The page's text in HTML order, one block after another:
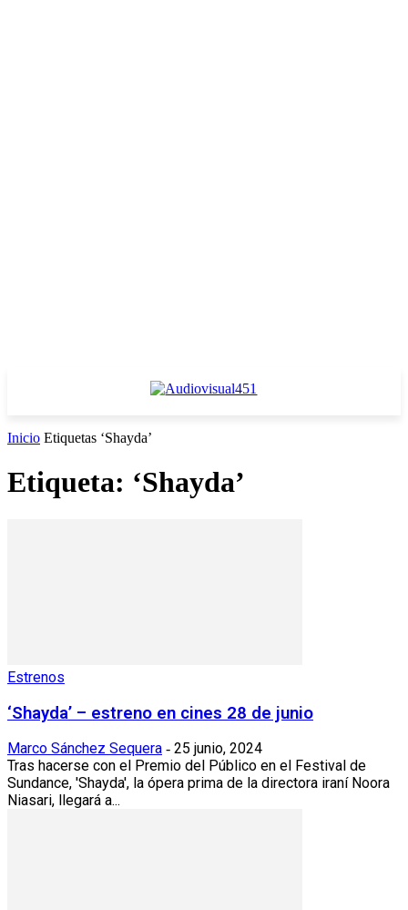
Inicio Etiquetas ‘Shayda’
Etiqueta: ‘Shayda’
Estrenos
‘Shayda’ – estreno en cines 28 de junio
Marco Sánchez Sequera - 25 junio, 2024
Tras hacerse con el Premio del Público en el Festival de
Sundance, 'Shayda', la ópera prima de la directora iraní Noora
Niasari, llegará a...